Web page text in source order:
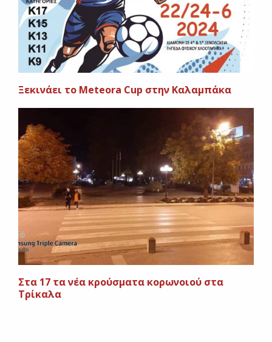
Ξεκινάει το Meteora Cup στην Καλαμπάκα
Στα 17 τα νέα κρούσματα κορωνοιού στα
Τρίκαλα